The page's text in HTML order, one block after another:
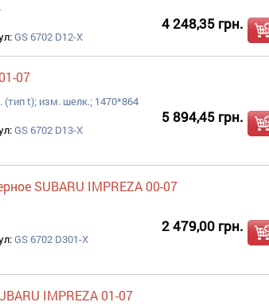
GS 6702 D12-X
4 248,35 грн.
07
(тип t); изм. шелк.; 1470*864
GS 6702 D13-X
5 894,45 грн.
SUBARU IMPREZA 00-07
GS 6702 D301-X
2 479,00 грн.
IMPREZA 01-07